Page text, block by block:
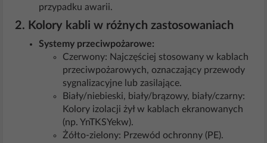
przypadku awarii.
2. Kolory kabli w różnych zastosowaniach
Systemy przeciwpożarowe:
Czerwony: Najczęściej stosowany w kablach
przeciwpożarowych, oznaczający przewody
sygnalizacyjne lub zasilające.
Biały/niebieski, biały/brązowy, biały/czarny:
Kolory izolacji żył w kablach ekranowanych
(np. YnTKSYekw).
Żółto-zielony: Przewód ochronny (PE).